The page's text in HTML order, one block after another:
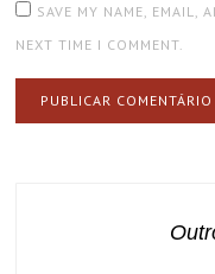
SAVE MY NAME, EMAIL,
NEXT TIME I COMMENT.